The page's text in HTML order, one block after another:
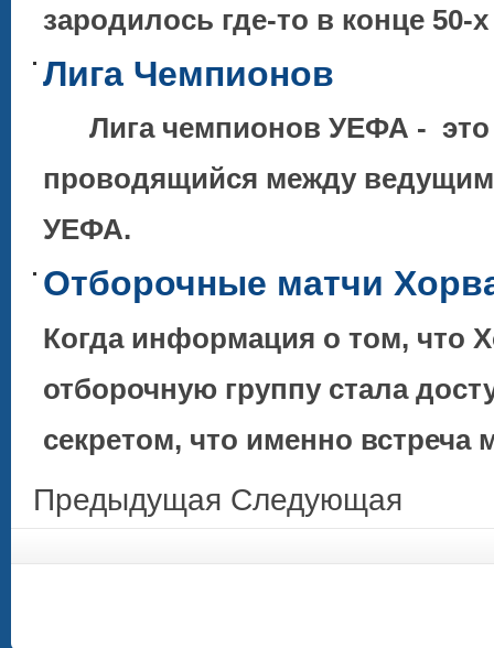
зародилось где-то в конце 50-
Лига Чемпионов
Лига чемпионов УЕФА - это
проводящийся между
УЕФА.
Отборочные матчи
Когда информация о том, что
отборочную группу стала
секретом, что именно
Предыдущая Следующая